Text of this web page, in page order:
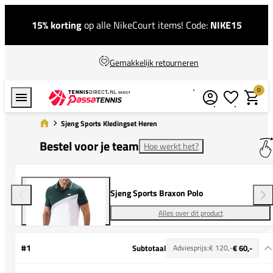
15% kortingop alle NikeCourt items! Code: NIKE15
Gemakkelijk retourneren
0
Sjeng Sports Kledingset Heren
Bestel voor je team Hoe werkt het?
Sjeng Sports Braxon Polo
Alles over dit product
#1 Subtotaal Adviesprijs:€ 120,-€ 60,-